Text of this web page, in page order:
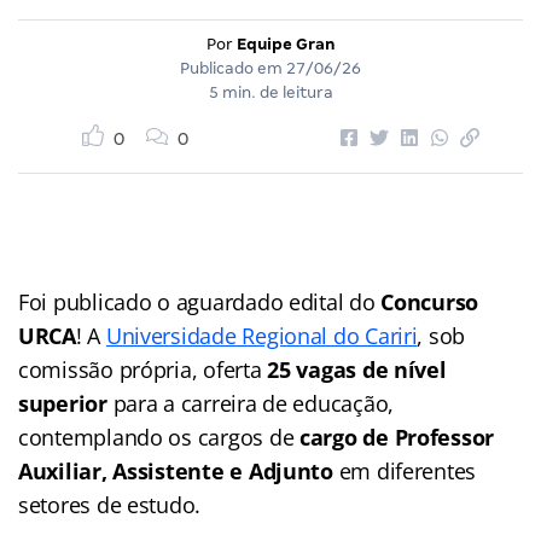
Por Equipe Gran
Publicado em 27/06/26
5 min. de leitura
0 0
Foi publicado o aguardado edital do Concurso
URCA! A Universidade Regional do Cariri, sob
comissão própria, oferta25 vagas de nível
superiorpara a carreira de educação,
contemplando os cargos decargo de Professor
Auxiliar, Assistente e Adjuntoem diferentes
setores de estudo.